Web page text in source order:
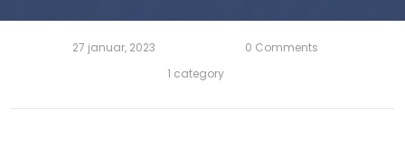
27 januar, 2023
0 Comments
1 category